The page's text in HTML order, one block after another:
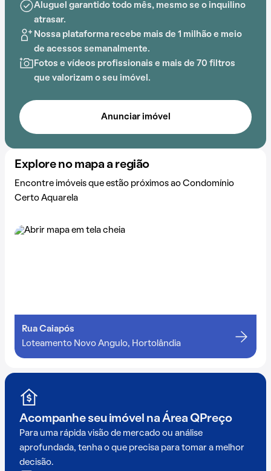
Aluguel garantido todo mês, mesmo se o inquilino
atrasar.
Nossa plataforma recebe mais de 1 milhão e meio
de acessos semanalmente.
Fotos e vídeos profissionais e mais de 70 filtros
que valorizam o seu imóvel.
Anunciar imóvel
Explore no mapa a região
Encontre imóveis que estão próximos ao Condomínio
Certo Aquarela
Rua Caiapós
Loteamento Novo Angulo, Hortolândia
Acompanhe seu imóvel na Área QPreço
Para uma rápida visão de mercado ou análise
aprofundada, tenha o que precisa para tomar a melhor
decisão.